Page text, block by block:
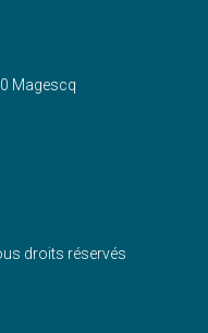
Magescq
droits réservés